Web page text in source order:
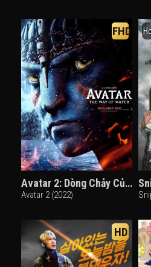
FHD
Avatar 2: Dòng Chảy Của Nước
Avatar 2 (2022)
HD